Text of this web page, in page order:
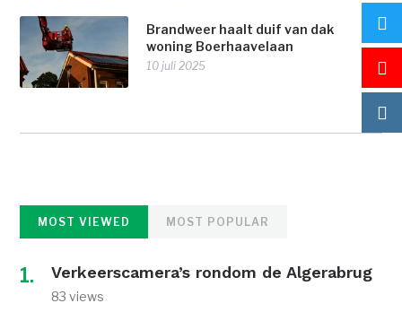
Brandweer haalt duif van dak
woning Boerhaavelaan
10 juli 2025
MOST VIEWED MOST POPULAR
Verkeerscamera’s rondom de Algerabrug
83 views